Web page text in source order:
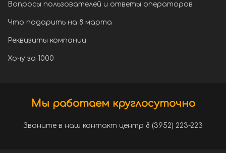
Вопросы пользователей и ответы операторов
Что подарить на 8 марта
Реквизиты компании
Хочу за 1000
Мы работаем круглосуточно
Звоните в наш контакт центр 8 (3952) 223-223